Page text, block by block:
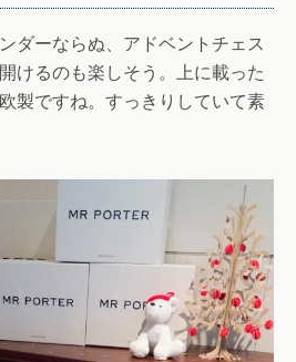
ダーならぬ、アドベントチェス
けるのも楽しそう。上に載った
製ですね。すっきりしていて素